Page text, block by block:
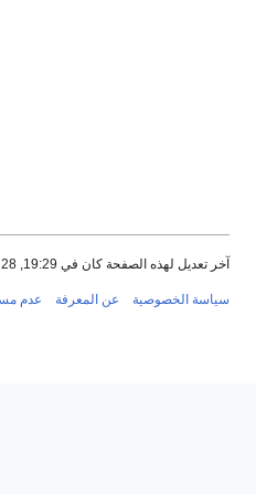
لهذه الصفحة كان في 19:29, 28 ديسمبر 2018.
الخصوصية عن المعرفة عدم مسؤولية